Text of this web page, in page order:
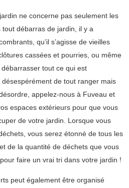
ne concerne pas seulement les
débarras de jardin, il y a
qu’il s’agisse de vieilles
cassées et pourries, ou même
tout ce qui est
de tout ranger mais
appelez-nous à Fuveau et
espaces extérieurs pour que vous
de votre jardin. Lorsque vous
vous serez étonné de tous les
de la quantité de déchets que vous
faire un vrai tri dans votre jardin !
peut également être organisé